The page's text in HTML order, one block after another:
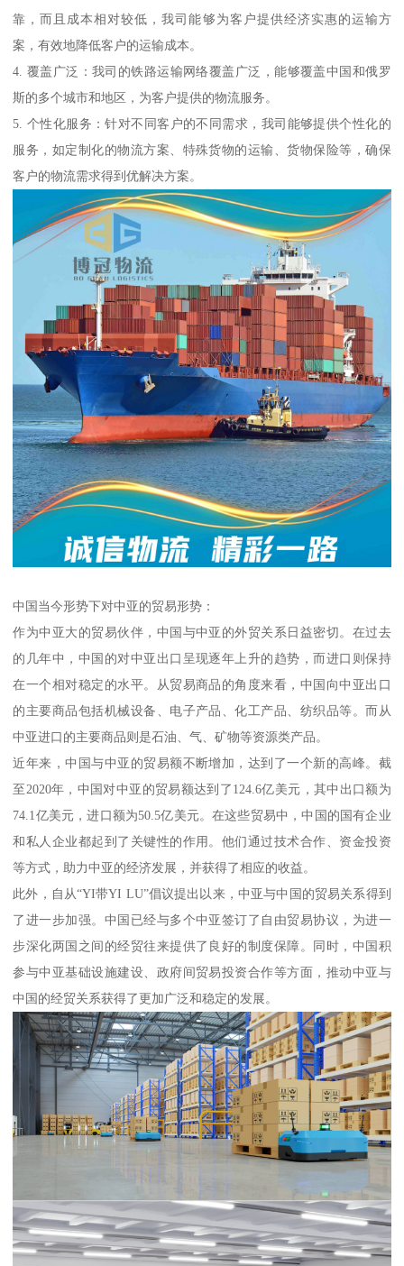
靠，而且成本相对较低，我司能够为客户提供经济实惠的运输方
案，有效地降低客户的运输成本。
4. 覆盖广泛：我司的铁路运输网络覆盖广泛，能够覆盖中国和俄罗
斯的多个城市和地区，为客户提供的物流服务。
5. 个性化服务：针对不同客户的不同需求，我司能够提供个性化的
服务，如定制化的物流方案、特殊货物的运输、货物保险等，确保
客户的物流需求得到优解决方案。
中国当今形势下对中亚的贸易形势：
作为中亚大的贸易伙伴，中国与中亚的外贸关系日益密切。在过去
的几年中，中国的对中亚出口呈现逐年上升的趋势，而进口则保持
在一个相对稳定的水平。从贸易商品的角度来看，中国向中亚出口
的主要商品包括机械设备、电子产品、化工产品、纺织品等。而从
中亚进口的主要商品则是石油、气、矿物等资源类产品。
近年来，中国与中亚的贸易额不断增加，达到了一个新的高峰。截
至2020年，中国对中亚的贸易额达到了124.6亿美元，其中出口额为
74.1亿美元，进口额为50.5亿美元。在这些贸易中，中国的国有企业
和私人企业都起到了关键性的作用。他们通过技术合作、资金投资
等方式，助力中亚的经济发展，并获得了相应的收益。
此外，自从“YI带YI LU”倡议提出以来，中亚与中国的贸易关系得到
了进一步加强。中国已经与多个中亚签订了自由贸易协议，为进一
步深化两国之间的经贸往来提供了良好的制度保障。同时，中国积
参与中亚基础设施建设、政府间贸易投资合作等方面，推动中亚与
中国的经贸关系获得了更加广泛和稳定的发展。